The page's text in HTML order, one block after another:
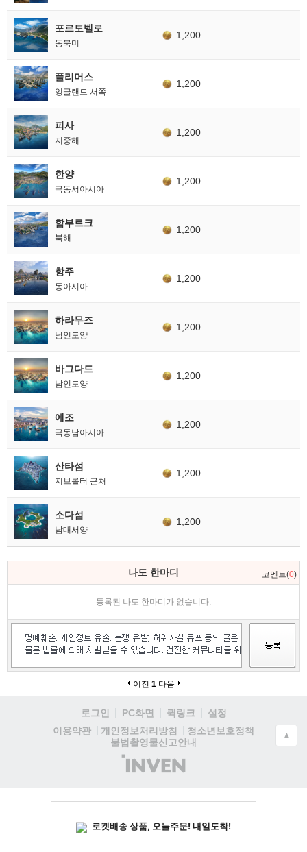
포르토벨로
동북미
1,200
플리머스
잉글랜드 서쪽
1,200
피사
지중해
1,200
한양
극동서아시아
1,200
함부르크
북해
1,200
항주
동아시아
1,200
하라무즈
남인도양
1,200
바그다드
남인도양
1,200
에조
극동남아시아
1,200
산타섬
지브롤터 근처
1,200
소다섬
남대서양
1,200
나도 한마디 코멘트(0)
등록된 나도 한마디가 없습니다.
이전 1 다음
로그인 PC화면 퀵링크
설정
이용약관
개인정보처리방침
청소년보호정책
불법촬영물신고안내
(주)
인
▲